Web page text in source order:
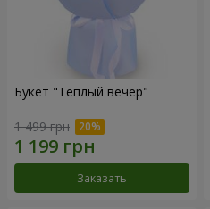
Букет "Теплый вечер"
1 499 грн
Заказать